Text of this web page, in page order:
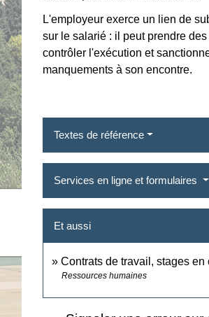
L'employeur exerce un lien de
sur le salarié : il peut prendre
contrôler l'exécution et
manquements à son encontre.
Textes de référence
Services en ligne et formulaires
Et aussi
Contrats de travail, stages en
Ressources humaines